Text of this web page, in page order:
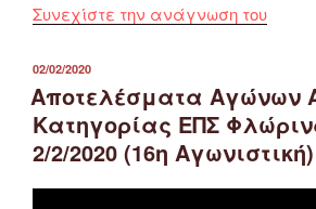
Συνεχίστε την ανάγνωση του
ΕΠΣ
15
&
ΔΗΜΟΣΙΕΎΤΗΚΕ
ΣΤΙΣ
02/02/2020
Αποτελέσματα Αγώνων
Κατηγορίας ΕΠΣ
2/2/2020 (16η Αγωνιστική)